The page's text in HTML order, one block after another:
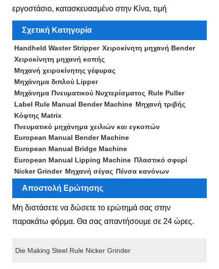
εργοστάσιο, κατασκευασμένο στην Κίνα, τιμή
Σχετική Κατηγορία
Handheld Waster Stripper Χειροκίνητη μηχανή Bender
Χειροκίνητη μηχανή κοπής
Μηχανή χειροκίνητης γέφυρας
Μηχάνημα διπλού Lipper
Μηχάνημα Πνευματικού Νυχτερίσματος Rule Puller
Label Rule Manual Bender Machine Μηχανή τριβής
Κόφτης Matrix
Πνευματικό μηχάνημα χειλιών και εγκοπών
European Manual Bender Machine
European Manual Bridge Machine
European Manual Lipping Machine Πλαστικό σφυρί
Nicker Grinder Μηχανή σέγας Πένσα κανόνων
Αποστολή Ερώτησης
Μη διστάσετε να δώσετε το ερώτημά σας στην
παρακάτω φόρμα. Θα σας απαντήσουμε σε 24 ώρες.